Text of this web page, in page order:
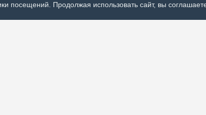
посещений. Продолжая использовать сайт, вы